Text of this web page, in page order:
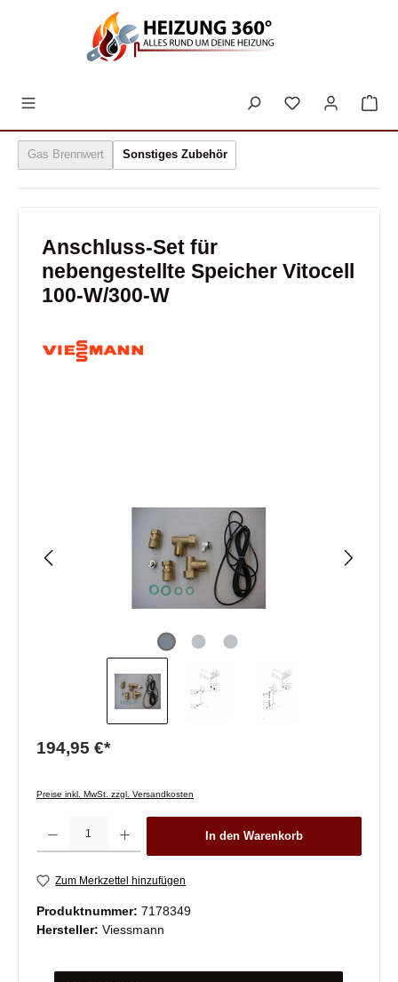
Gas Brennwert Sonstiges Zubehör
Anschluss-Set für
nebengestellte Speicher Vitocell
100-W/300-W
194,95 €*
Preise inkl. MwSt. zzgl. Versandkosten
Produkt Anzahl: Gib den gewünschten Wert ein oder benutze die Schaltflächen um
In den Warenkorb
Zum Merkzettel hinzufügen
Produktnummer: 7178349
Hersteller: Viessmann